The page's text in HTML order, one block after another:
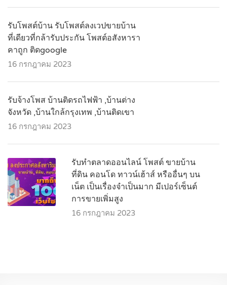
รับโพสต์บ้าน รับโพสต์ลงเวปขายบ้าน
ที่เดียวที่กล้ารับประกัน โพสต์อสังหารา
คาถูก ติดgoogle
16 กรกฎาคม 2023
รับจ้างโพส บ้านติดรถไฟฟ้า ,บ้านต่าง
จังหวัด ,บ้านใกล้กรุงเทพ ,บ้านติดเขา
16 กรกฎาคม 2023
รับทำตลาดออนไลน์ โพสต์ ขายบ้าน
ที่ดิน คอนโด ทาวน์เฮ้าส์ หรืออื่นๆ บน
เน็ต เป็นเรื่องจำเป็นมาก มีเปอร์เซ็นต์
การขายเพิ่มสูง
16 กรกฎาคม 2023